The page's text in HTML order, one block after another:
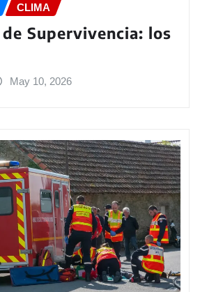
CLIMA
Supervivencia: los
May 10, 2026